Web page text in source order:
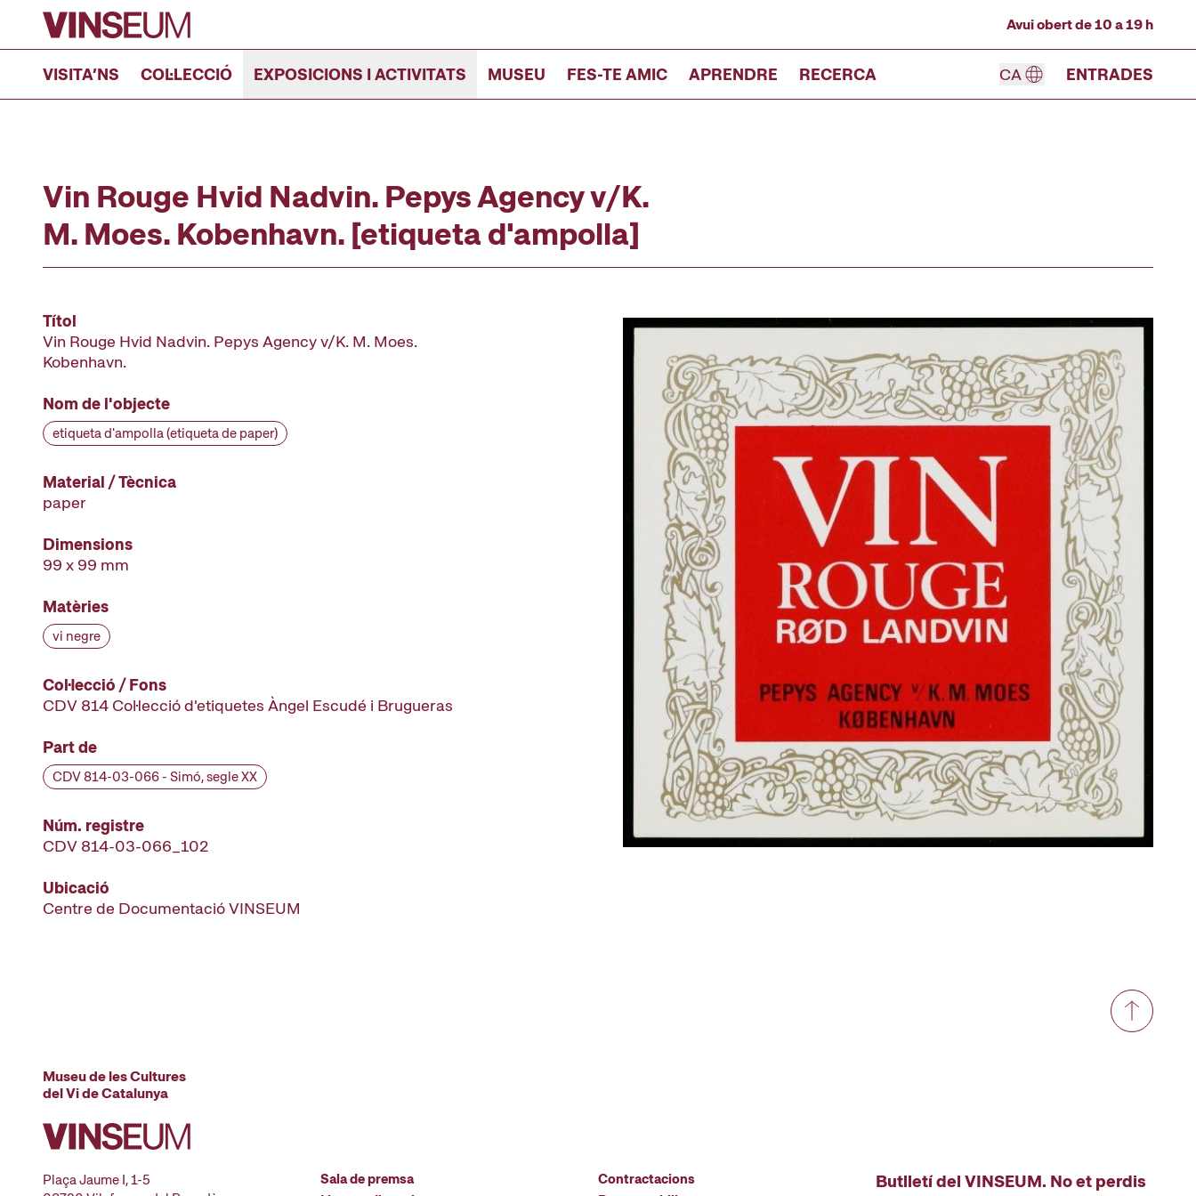
Anar al contingut
Avui obert de 10 a 19 h
VISITA’NS COL·LECCIÓ EXPOSICIONS I ACTIVITATS MUSEU FES-TE AMIC APRENDRE RECERCA CA ENTRADES
Vin Rouge Hvid Nadvin. Pepys Agency v/K.
M. Moes. Kobenhavn. [etiqueta d'ampolla]
Títol
Vin Rouge Hvid Nadvin. Pepys Agency v/K. M. Moes.
Kobenhavn.
Nom de l'objecte
etiqueta d'ampolla (etiqueta de paper)
Material / Tècnica
paper
Dimensions
99 x 99 mm
Matèries
vi negre
Col·lecció / Fons
CDV 814 Col·lecció d'etiquetes Àngel Escudé i Brugueras
Part de
CDV 814-03-066 - Simó, segle XX
Núm. registre
CDV 814-03-066_102
Ubicació
Centre de Documentació VINSEUM
Museu de les Cultures
del Vi de Catalunya
Plaça Jaume I, 1-5
Sala de premsa
Contractacions
Butlletí del VINSEUM. No et perdis